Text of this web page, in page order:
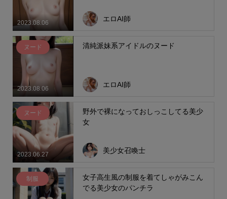
2023.08.06
エロAI師
2023.08.06
ヌード 清純派妹系アイドルのヌード
エロAI師
2023.06.27
ヌード
野外で裸になっておしっこしてる美少
女
美少女召喚士
制服
女子高生風の制服を着てしゃがみこん
でる美少女のパンチラ